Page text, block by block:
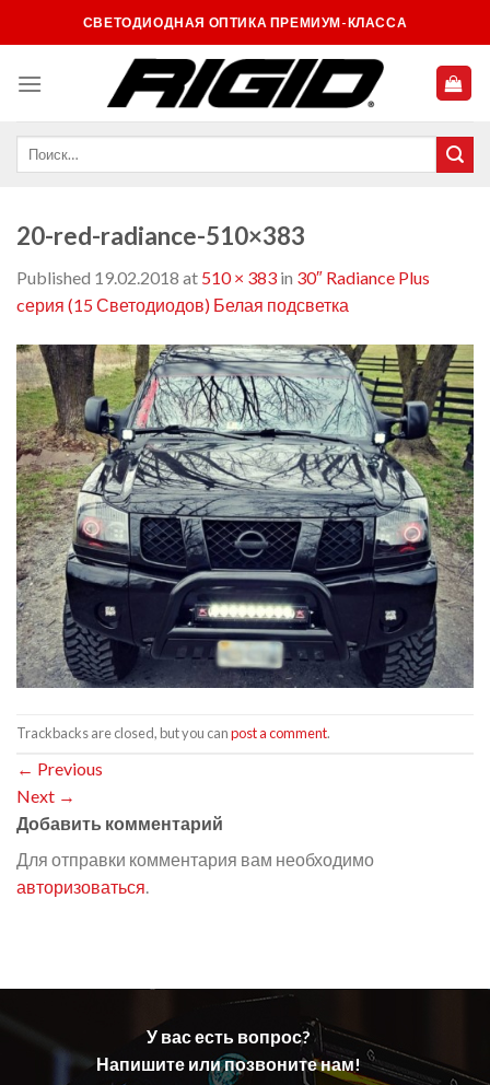
to
СВЕТОДИОДНАЯ ОПТИКА ПРЕМИУМ-КЛАССА
20-red-radiance-510×383
Published 19.02.2018 at 510 × 383 in 30″ Radiance Plus
cерия (15 Светодиодов) Белая подсветка
Trackbacks are closed, but you canpost a comment.
← Previous
Next →
Добавить комментарий
Для отправки комментария вам необходимо
авторизоваться.
У вас есть вопрос?
Напишите или позвоните нам!